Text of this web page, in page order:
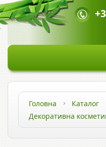
Головна
Каталог
Декоративна